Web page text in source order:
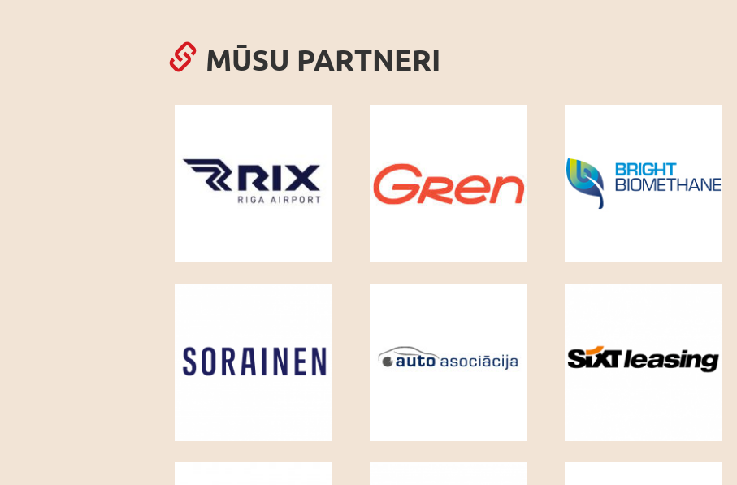
MŪSU PARTNERI